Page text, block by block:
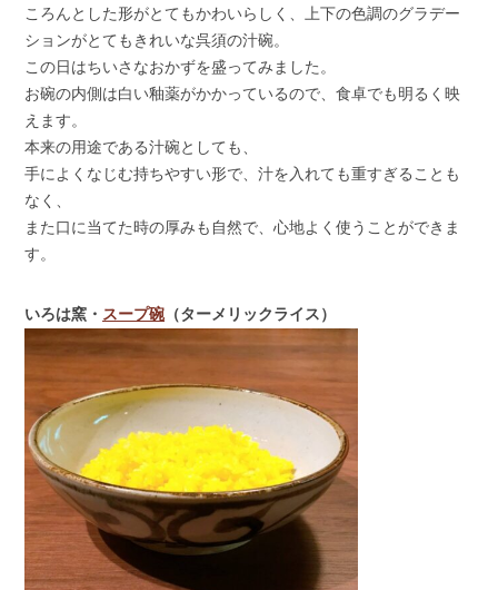
ころんとした形がとてもかわいらしく、上下の色調のグラデー
ションがとてもきれいな呉須の汁碗。
この日はちいさなおかずを盛ってみました。
お碗の内側は白い釉薬がかかっているので、食卓でも明るく映
えます。
本来の用途である汁碗としても、
手によくなじむ持ちやすい形で、汁を入れても重すぎることも
なく、
また口に当てた時の厚みも自然で、心地よく使うことができま
す。
いろは窯・ スープ碗 （ターメリックライス）